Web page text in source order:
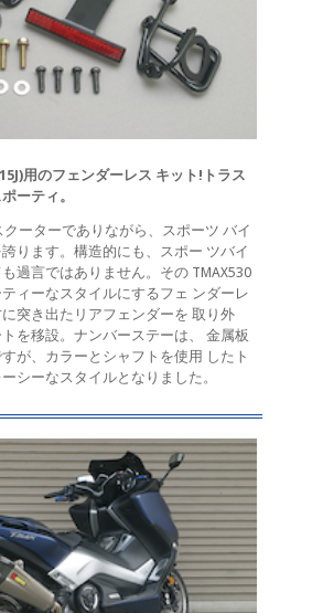
用のフェンダーレス キット!トラス
ーティ。
クーターでありながら、スポーツ バイ
ります。構造的にも、スポー ツバイ
過言ではありません。その TMAX530
ィーなスタイルにするフェ ンダーレ
突き出たリアフェンダーを 取り外
を移設。ナンバーステーは、 金属板
が、カラーとシャフトを使用 したト
シーなスタイルとなりました。